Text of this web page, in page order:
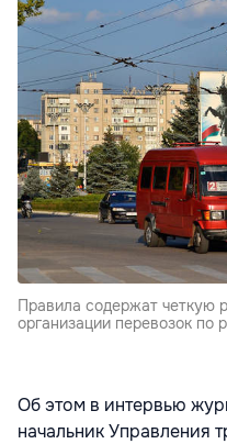
Правила содержат четкую
организации перевозок по
Об этом в интервью
начальник Управления